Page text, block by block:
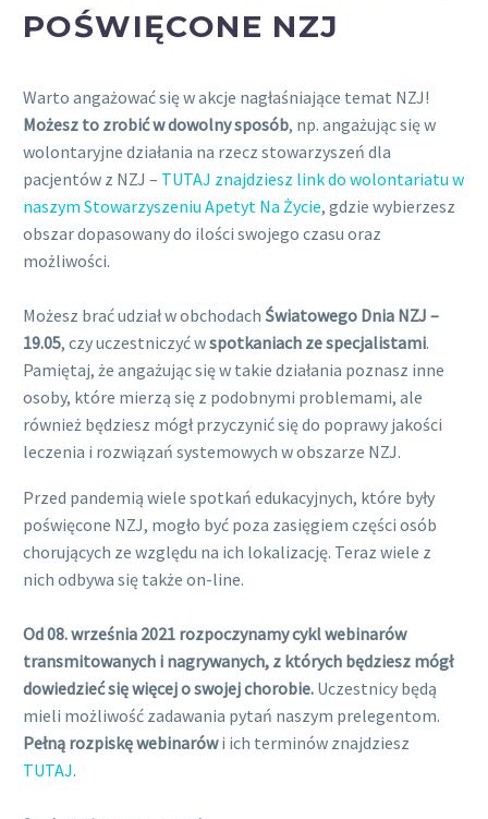
POŚWIĘCONE NZJ
Warto angażować się w akcje nagłaśniające temat NZJ!
Możesz to zrobić w dowolny sposób, np. angażując się w
wolontaryjne działania na rzecz stowarzyszeń dla
pacjentów z NZJ – TUTAJ znajdziesz link do wolontariatu w
naszym Stowarzyszeniu Apetyt Na Życie, gdzie wybierzesz
obszar dopasowany do ilości swojego czasu oraz
możliwości.
Możesz brać udział w obchodach Światowego Dnia NZJ –
19.05, czy uczestniczyć wspotkaniach ze specjalistami.
Pamiętaj, że angażując się w takie działania poznasz inne
osoby, które mierzą się z podobnymi problemami, ale
również będziesz mógł przyczynić się do poprawy jakości
leczenia i rozwiązań systemowych w obszarze NZJ.
Przed pandemią wiele spotkań edukacyjnych, które były
poświęcone NZJ, mogło być poza zasięgiem części osób
chorujących ze względu na ich lokalizację. Teraz wiele z
nich odbywa się także on-line.
Od 08. września 2021 rozpoczynamy cykl webinarów
transmitowanych i nagrywanych, z których będziesz mógł
dowiedzieć się więcej o swojej chorobie. Uczestnicy będą
mieli możliwość zadawania pytań naszym prelegentom.
Pełną rozpiskę webinarówi ich terminów znajdziesz
TUTAJ.